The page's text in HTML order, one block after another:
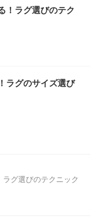
！ラグ選びのテク
ラグのサイズ選び
グ選びのテクニック